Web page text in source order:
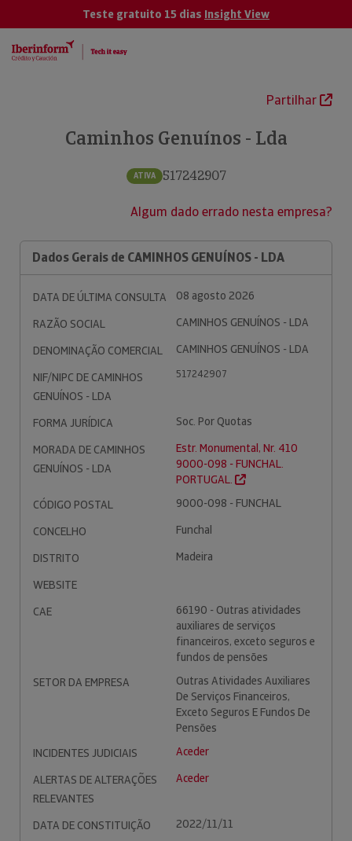
Teste gratuito 15 dias Insight View
Partilhar
Caminhos Genuínos - Lda
ATIVA 517242907
Algum dado errado nesta empresa?
Dados Gerais de CAMINHOS GENUÍNOS - LDA
DATA DE ÚLTIMA CONSULTA
08 agosto 2026
RAZÃO SOCIAL
CAMINHOS GENUÍNOS - LDA
DENOMINAÇÃO COMERCIAL
CAMINHOS GENUÍNOS - LDA
NIF/NIPC DE CAMINHOS
GENUÍNOS - LDA
517242907
FORMA JURÍDICA
Soc. Por Quotas
MORADA DE CAMINHOS
GENUÍNOS - LDA
Estr. Monumental, Nr. 410
9000-098 - FUNCHAL.
PORTUGAL.
CÓDIGO POSTAL
9000-098 - FUNCHAL
CONCELHO
Funchal
DISTRITO
Madeira
WEBSITE
CAE
66190 - Outras atividades
auxiliares de serviços
financeiros, exceto seguros e
fundos de pensões
SETOR DA EMPRESA
Outras Atividades Auxiliares
De Serviços Financeiros,
Exceto Seguros E Fundos De
Pensões
INCIDENTES JUDICIAIS
Aceder
ALERTAS DE ALTERAÇÕES
RELEVANTES
Aceder
DATA DE CONSTITUIÇÃO 2022/11/11